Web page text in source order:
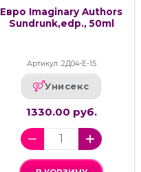
Евро Imaginary Authors
Sundrunk,edp., 50ml
Артикул: 2Д04-Е-15
Унисекс
1330.00 руб.